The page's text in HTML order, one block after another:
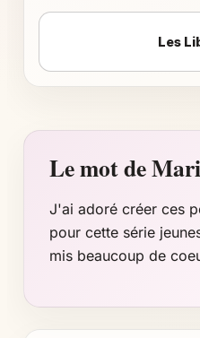
Les
Le mot de
J'ai adoré créer ces
pour cette série
mis beaucoup de